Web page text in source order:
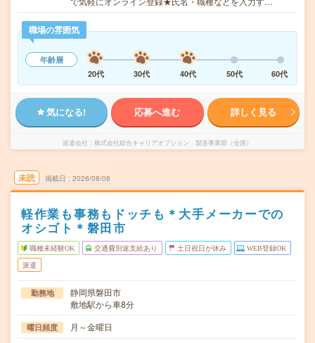
職場の雰囲気
年齢層
20代
30代 40代 50代 60代
気になる! 応募へ進む 詳しく見る
派遣会社 株式会社綜合キャリアオプション 製造事業部（全国）
未読 掲載日 2026/08/08
軽作業も事務もドッチも＊大手メーカーでの
オシゴト＊磐田市
職種未経験OK 交通費別途支給あり 土日祝日が休み WEB登録OK
派遣
勤務地
静岡県磐田市
敷地駅から車8分
曜日頻度 月～金曜日